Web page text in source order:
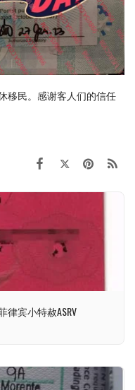
移民。感谢客人们的信任
律宾小特赦ASRV